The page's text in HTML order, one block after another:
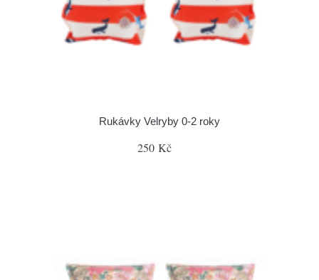
Rukávky Velryby 0-2 roky
250 Kč